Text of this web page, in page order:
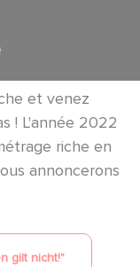
et venez
! L'année 2022
riche en
annoncerons
gilt nicht!"